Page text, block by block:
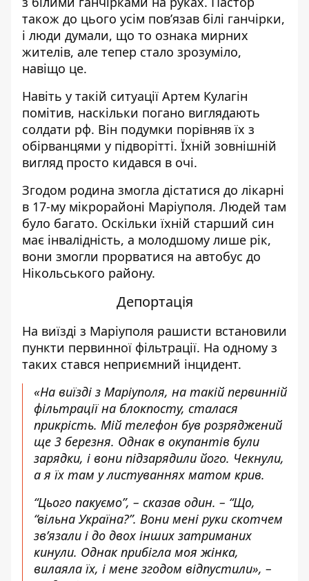
також до цього усім пов’язав білі ганчірки,
і люди думали, що то ознака мирних
жителів, але тепер стало зрозуміло,
навіщо це.
Навіть у такій ситуації Артем Кулагін
помітив, наскільки погано виглядають
солдати рф. Він подумки порівняв їх з
обірванцями у підворітті. Їхній зовнішній
вигляд просто кидався в очі.
Згодом родина змогла дістатися до лікарні
в 17-му мікрорайоні Маріуполя. Людей там
було багато. Оскільки їхній старший син
має інвалідність, а молодшому лише рік,
вони змогли прорватися на автобус до
Нікольського району.
Депортація
На виїзді з Маріуполя рашисти встановили
пункти первинної фільтрації. На одному з
таких стався неприємний інцидент.
«На виїзді з Маріуполя, на такій первинній
фільтрації на блокпосту, сталася
прикрість. Мій телефон був розряджений
ще 3 березня. Однак в окупантів були
зарядки, і вони підзарядили його. Чекнули,
а я їх там у листуваннях матом крив.
“Цього пакуємо”, – сказав один. – “Що,
“вільна Україна?”. Вони мені руки скотчем
зв’язали і до двох інших затриманих
кинули. Однак прибігла моя жінка,
вилаяла їх, і мене згодом відпустили», –